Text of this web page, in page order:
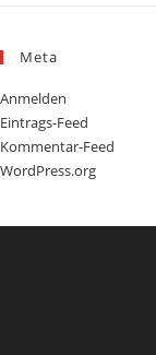
Meta
Anmelden
Eintrags-Feed
Kommentar-Feed
WordPress.org